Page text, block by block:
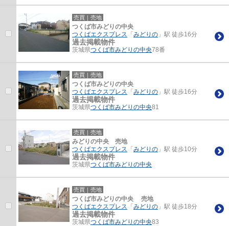
売買｜売地
つくば市みどりの中央
つくばエクスプレス 「 みどりの 」駅 徒歩16分
過去掲載物件
茨城県つくば市みどりの中央78番
売買｜売地
つくば市みどりの中央
つくばエクスプレス 「 みどりの 」駅 徒歩16分
過去掲載物件
茨城県つくば市みどりの中央81
売買｜売地
みどりの中央 売地
つくばエクスプレス 「 みどりの 」駅 徒歩10分
過去掲載物件
茨城県つくば市みどりの中央
売買｜売地
つくば市みどりの中央 売地
つくばエクスプレス 「 みどりの 」駅 徒歩18分
過去掲載物件
茨城県つくば市みどりの中央83